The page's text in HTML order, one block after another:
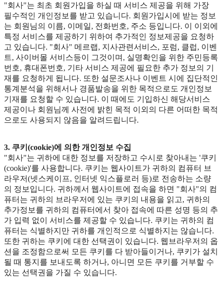
"회사"는 최초 회원가입을 하실 때 서비스 제공을 위해 가장
필수적인 개인정보를 받고 있습니다. 회원가입시에 받는 정보
는 회원님의 이름, 이메일, 전화번호, 주소 등입니다. 이 이외에
특정 서비스를 제공하기 위하여 추가적인 정보제공을 요청하
고 있습니다. "회사" 메르랩, 지사관련서비스, 포럼, 클럽, 이벤
트, 사이버몰 서비스등이 그것이며, 실명확인을 위한 주민등록
번호, 휴대폰번호, 기타 서비스 제공에 필요한 추가 정보의 기
재를 요청하게 됩니다. 또한 설문조사나 이벤트 시에 집단적인
통계분석을 위해서나 경품발송을 위한 목적으로도 개인정보
기재를 요청할 수 있습니다. 이 때에도 기입하신 해당서비스
제공이나 회원님께 사전에 밝힌 목적 이외의 다른 어떠한 목적
으로도 사용되지 않음을 알려드립니다.
3. 쿠키(cookie)에 의한 개인정보 수집
"회사"는 귀하에 대한 정보를 저장하고 수시로 찾아내는 '쿠키
(cookie)'를 사용합니다. 쿠키는 웹사이트가 귀하의 컴퓨터 브
라우저(넷스케이프, 인터넷 익스플로러 등)로 전송하는 소량
의 정보입니다. 귀하께서 웹사이트에 접속을 하면 "회사"의 컴
퓨터는 귀하의 브라우저에 있는 쿠키의 내용을 읽고, 귀하의
추가정보를 귀하의 컴퓨터에서 찾아 접속에 따른 성명 등의 추
가 입력 없이 서비스를 제공할 수 있습니다. 쿠키는 귀하의 컴
퓨터는 식별하지만 귀하를 개인적으로 식별하지는 않습니다.
또한 귀하는 쿠키에 대한 선택권이 있습니다. 웹브라우저의 옵
션을 조정함으로써 모든 쿠키를 다 받아들이거나, 쿠키가 설치
될 때 통지를 보내도록 하거나, 아니면 모든 쿠키를 거부할 수
있는 선택권을 가질 수 있습니다.